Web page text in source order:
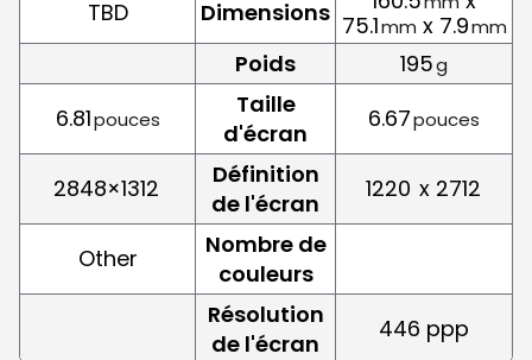
TBD Dimensions 75.1mm x 7.9mm
Poids 195g
6.81pouces
Taille
d'écran
6.67pouces
2848×1312
Définition
de l'écran
1220 x 2712
Other
Nombre de
couleurs
Résolution
de l'écran
446 ppp